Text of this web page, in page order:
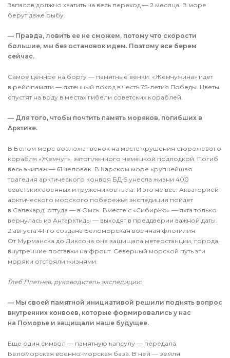
Запасов должно хватить на весь переход — 2 месяца. В море
берут даже рыбу.
— Правда, ловить ее не сможем, потому что скорости
большие, мы без остановок идем. Поэтому все берем
сейчас.
Самое ценное на борту — памятные венки. «Жемчужина» идет
в рейс памяти — яхтенный поход в честь 75-летия Победы. Цветы
спустят на воду в местах гибели советских кораблей.
— Для того, чтобы почтить память моряков, погибших в
Арктике.
В Белом море возложат венок на месте крушения сторожевого
корабля «Жемчуг», затопленного немецкой подлодкой. Погиб
весь экипаж — 61 человек. В Карском море крупнейшая
трагедия арктического конвоя БД-5 унесла жизни 400
советских военных и тружеников тыла. И это не все. Акваторией
арктического морского побережья экспедиция пойдет
в Салехард, оттуда — в Омск. Вместе с «Сибирью» — яхта только
вернулась из Антарктиды — выходят в преддверии важной даты.
2 августа 41-го создана Беломорская военная флотилия.
От Мурманска до Диксона она защищала метеостанции, города,
внутренние поставки на фронт. Северный морской путь эти
моряки отстояли жизнями.
Глеб Плетнев, руководитель экспедиции:
— Мы своей памятной инициативой решили поднять вопрос
внутренних конвоев, которые формировались у нас
на Поморье и защищали наше будущее.
Еще один символ — памятную капсулу — передала
Беломорская военно-морская база. В ней — земля